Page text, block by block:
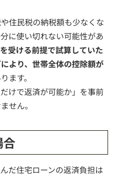
住民税の納税額も少なくな
に使い切れない可能性があ
受ける前提で試算していた
より、世帯全体の控除額が
ます。
けで返済が可能か」を事前
せん。
合
だ住宅ローンの返済負担は